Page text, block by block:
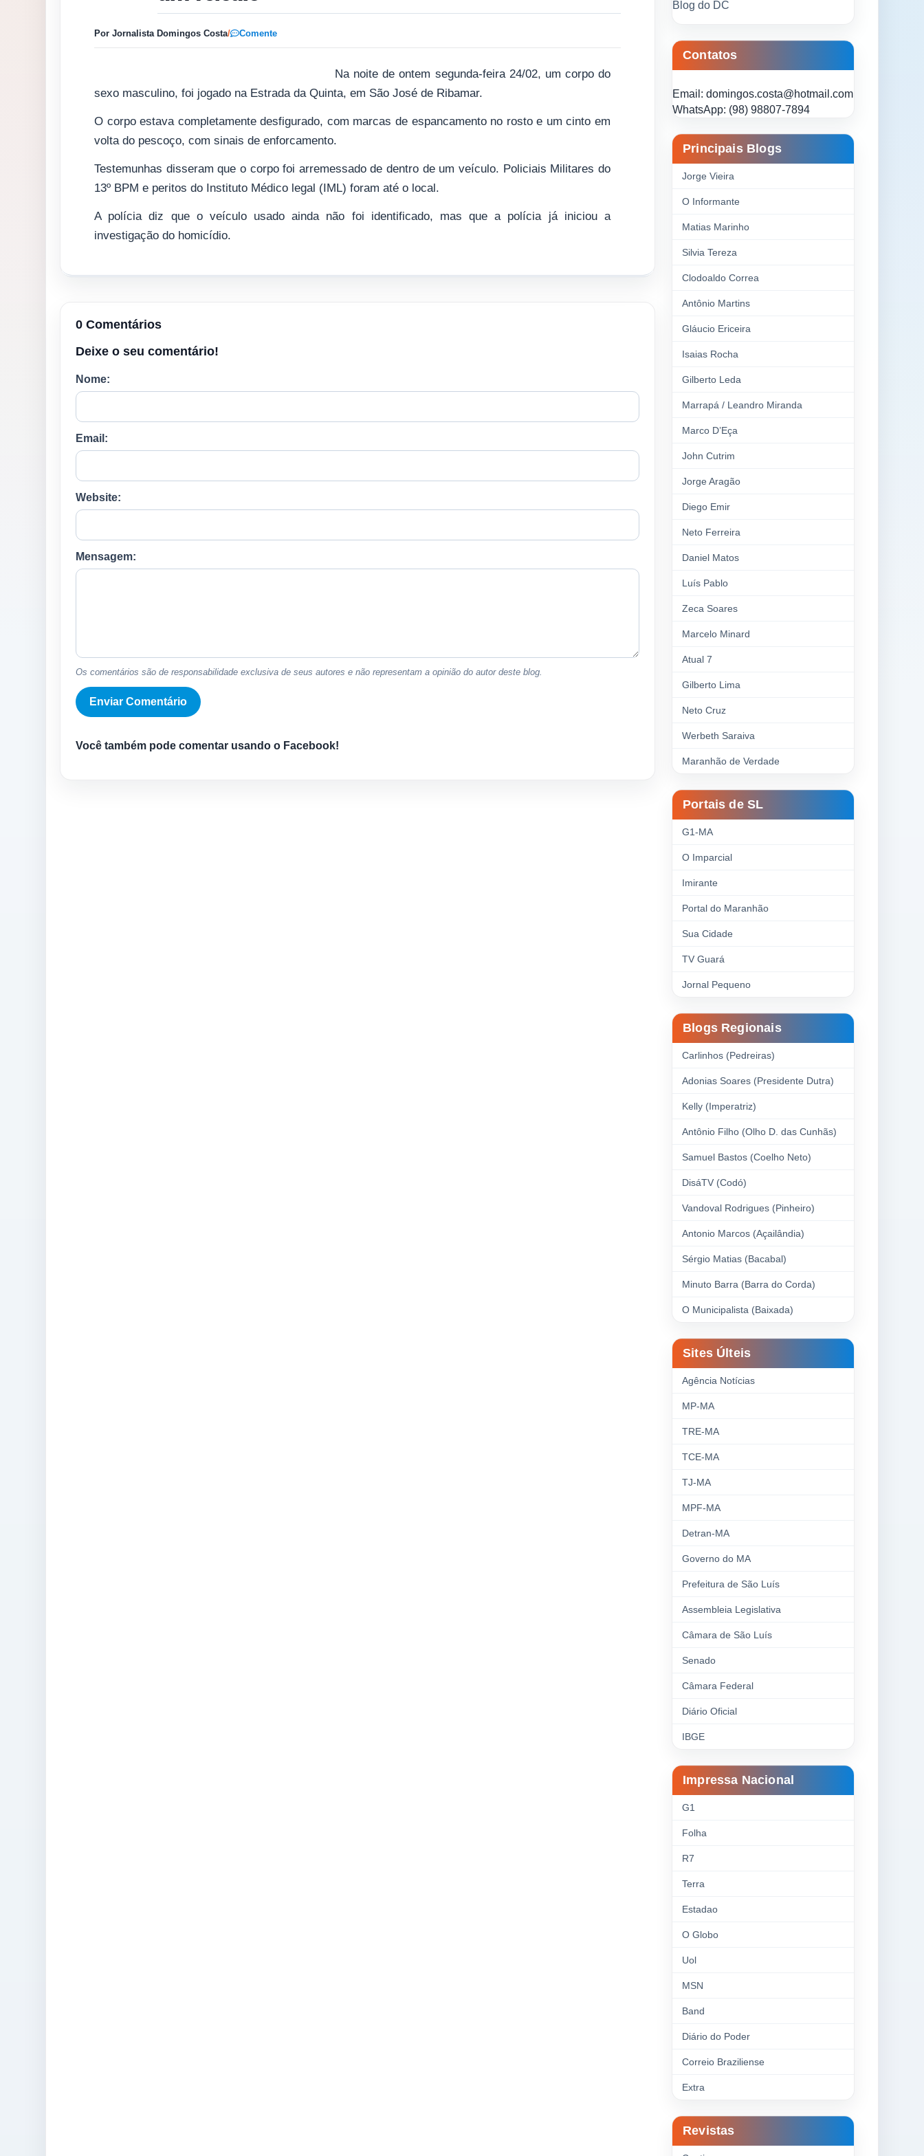
Por Jornalista Domingos Costa/ Comente
Na noite de ontem segunda-feira 24/02, um corpo do
sexo masculino, foi jogado na Estrada da Quinta, em São José de Ribamar.
O corpo estava completamente desfigurado, com marcas de espancamento no rosto e um cinto em
volta do pescoço, com sinais de enforcamento.
Testemunhas disseram que o corpo foi arremessado de dentro de um veículo. Policiais Militares do
13º BPM e peritos do Instituto Médico legal (IML) foram até o local.
A polícia diz que o veículo usado ainda não foi identificado, mas que a polícia já iniciou a
investigação do homicídio.
0 Comentários
Deixe o seu comentário!
Nome:
Email:
Website:
Mensagem:
Os comentários são de responsabilidade exclusiva de seus autores e não representam a opinião do autor deste blog.
Você também pode comentar usando o Facebook!
Blog do DC
Contatos
Email: domingos.costa@hotmail.com
WhatsApp: (98) 98807-7894
Principais Blogs
Jorge Vieira
O Informante
Matias Marinho
Silvia Tereza
Clodoaldo Correa
Antônio Martins
Gláucio Ericeira
Isaias Rocha
Gilberto Leda
Marrapá / Leandro Miranda
Marco D’Eça
John Cutrim
Jorge Aragão
Diego Emir
Neto Ferreira
Daniel Matos
Luís Pablo
Zeca Soares
Marcelo Minard
Atual 7
Gilberto Lima
Neto Cruz
Werbeth Saraiva
Maranhão de Verdade
Portais de SL
G1-MA
O Imparcial
Imirante
Portal do Maranhão
Sua Cidade
TV Guará
Jornal Pequeno
Blogs Regionais
Carlinhos (Pedreiras)
Adonias Soares (Presidente Dutra)
Kelly (Imperatriz)
Antônio Filho (Olho D. das Cunhãs)
Samuel Bastos (Coelho Neto)
DisáTV (Codó)
Vandoval Rodrigues (Pinheiro)
Antonio Marcos (Açailândia)
Sérgio Matias (Bacabal)
Minuto Barra (Barra do Corda)
O Municipalista (Baixada)
Sites Últeis
Agência Notícias
MP-MA
TRE-MA
TCE-MA
TJ-MA
MPF-MA
Detran-MA
Governo do MA
Prefeitura de São Luís
Assembleia Legislativa
Câmara de São Luís
Senado
Câmara Federal
Diário Oficial
IBGE
Impressa Nacional
G1
Folha
R7
Terra
Estadao
O Globo
Uol
MSN
Band
Diário do Poder
Correio Braziliense
Extra
Revistas